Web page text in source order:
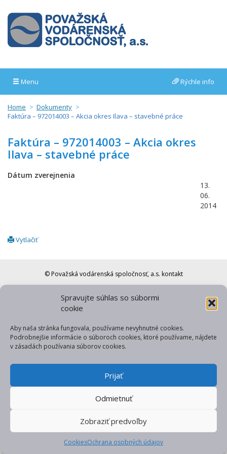
Spravujte súhlas so súbormi
cookie
Aby naša stránka fungovala, používame nevyhnutné cookies.
Podrobnejšie informácie o súboroch cookies, ktoré používame, nájdete
v zásadách používania súborov cookies.
Prijať
Odmietnuť
Zobraziť predvoľby
CookiesOchrana osobných údajov
Menu Rýchle info
Home
Dokumenty
Faktúra – 972014003 – Akcia okres Ilava – stavebné práce
Faktúra – 972014003 – Akcia okres
Ilava – stavebné práce
Dátum zverejnenia
13.
06.
2014
Vytlačiť
© Považská vodárenská spoločnosť, a.s. kontakt